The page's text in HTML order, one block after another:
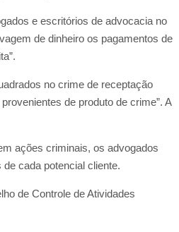
e escritórios de advocacia no
de dinheiro os pagamentos de
no crime de receptação
de produto de crime”. A
ações criminais, os advogados
cada potencial cliente.
de Controle de Atividades